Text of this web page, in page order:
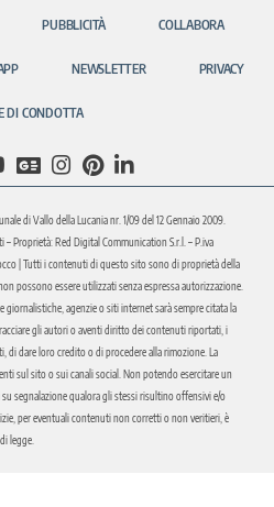
PUBBLICITÀ COLLABORA
NEWSLETTER PRIVACY
DI CONDOTTA
di Vallo della Lucania nr. 1/09 del 12 Gennaio 2009.
– Proprietà: Red Digital Communication S.r.l. – P.iva
| Tutti i contenuti di questo sito sono di proprietà della
possono essere utilizzati senza espressa autorizzazione.
agenzie o siti internet sarà sempre citata la
gli autori o aventi diritto dei contenuti riportati, i
di dare loro credito o di procedere alla rimozione. La
sul sito o sui canali social. Non potendo esercitare un
segnalazione qualora gli stessi risultino offensivi e/o
per eventuali contenuti non corretti o non veritieri, è
legge.